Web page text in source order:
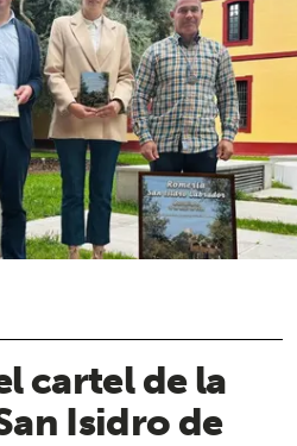
cartel de la
Isidro de